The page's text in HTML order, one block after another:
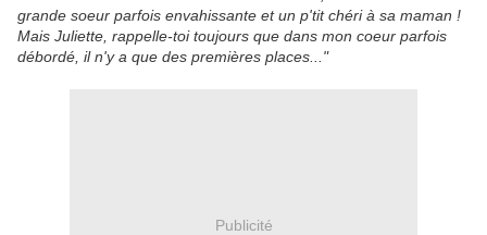
grande soeur parfois envahissante et un p'tit chéri à sa maman !
Mais Juliette, rappelle-toi toujours que dans mon coeur parfois
débordé, il n'y a que des premières places..."
Publicité